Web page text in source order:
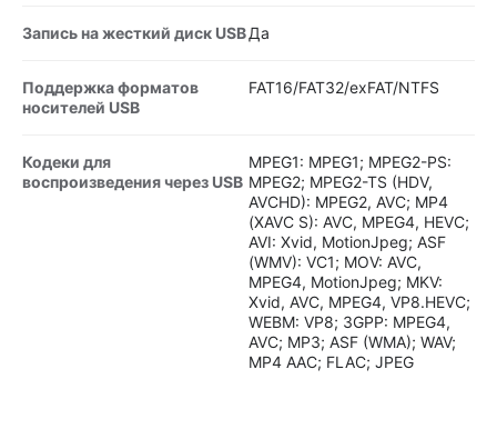
Запись на жесткий диск USBДа
Поддержка форматов
носителей USB
FAT16/FAT32/exFAT/NTFS
Кодеки для
воспроизведения через USB
MPEG1: MPEG1; MPEG2-PS:
MPEG2; MPEG2-TS (HDV,
AVCHD): MPEG2, AVC; MP4
(XAVC S): AVC, MPEG4, HEVC;
AVI: Xvid, MotionJpeg; ASF
(WMV): VC1; MOV: AVC,
MPEG4, MotionJpeg; MKV:
Xvid, AVC, MPEG4, VP8.HEVC;
WEBM: VP8; 3GPP: MPEG4,
AVC; MP3; ASF (WMA); WAV;
MP4 AAC; FLAC; JPEG